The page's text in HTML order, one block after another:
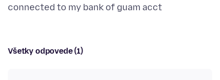
Všetky odpovede (1)